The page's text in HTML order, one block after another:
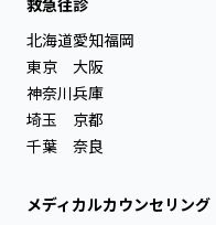
北海道
東京
神奈川
埼玉
千葉
愛知
大阪
兵庫
京都
奈良
福岡
メディカルカウンセリング